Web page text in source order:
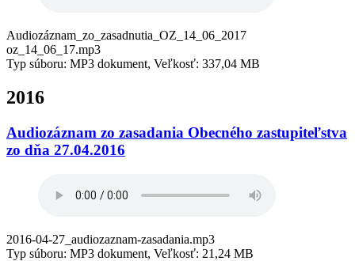
Audiozáznam_zo_zasadnutia_OZ_14_06_2017
oz_14_06_17.mp3
Typ súboru: MP3 dokument, Veľkosť: 337,04 MB
2016
Audiozáznam zo zasadania Obecného zastupiteľstva
zo dňa 27.04.2016
2016-04-27_audiozaznam-zasadania.mp3
Typ súboru: MP3 dokument, Veľkosť: 21,24 MB